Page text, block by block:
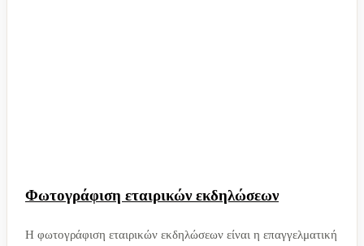
Φωτογράφιση εταιρικών εκδηλώσεων
Η φωτογράφιση εταιρικών εκδηλώσεων είναι η επαγγελματική